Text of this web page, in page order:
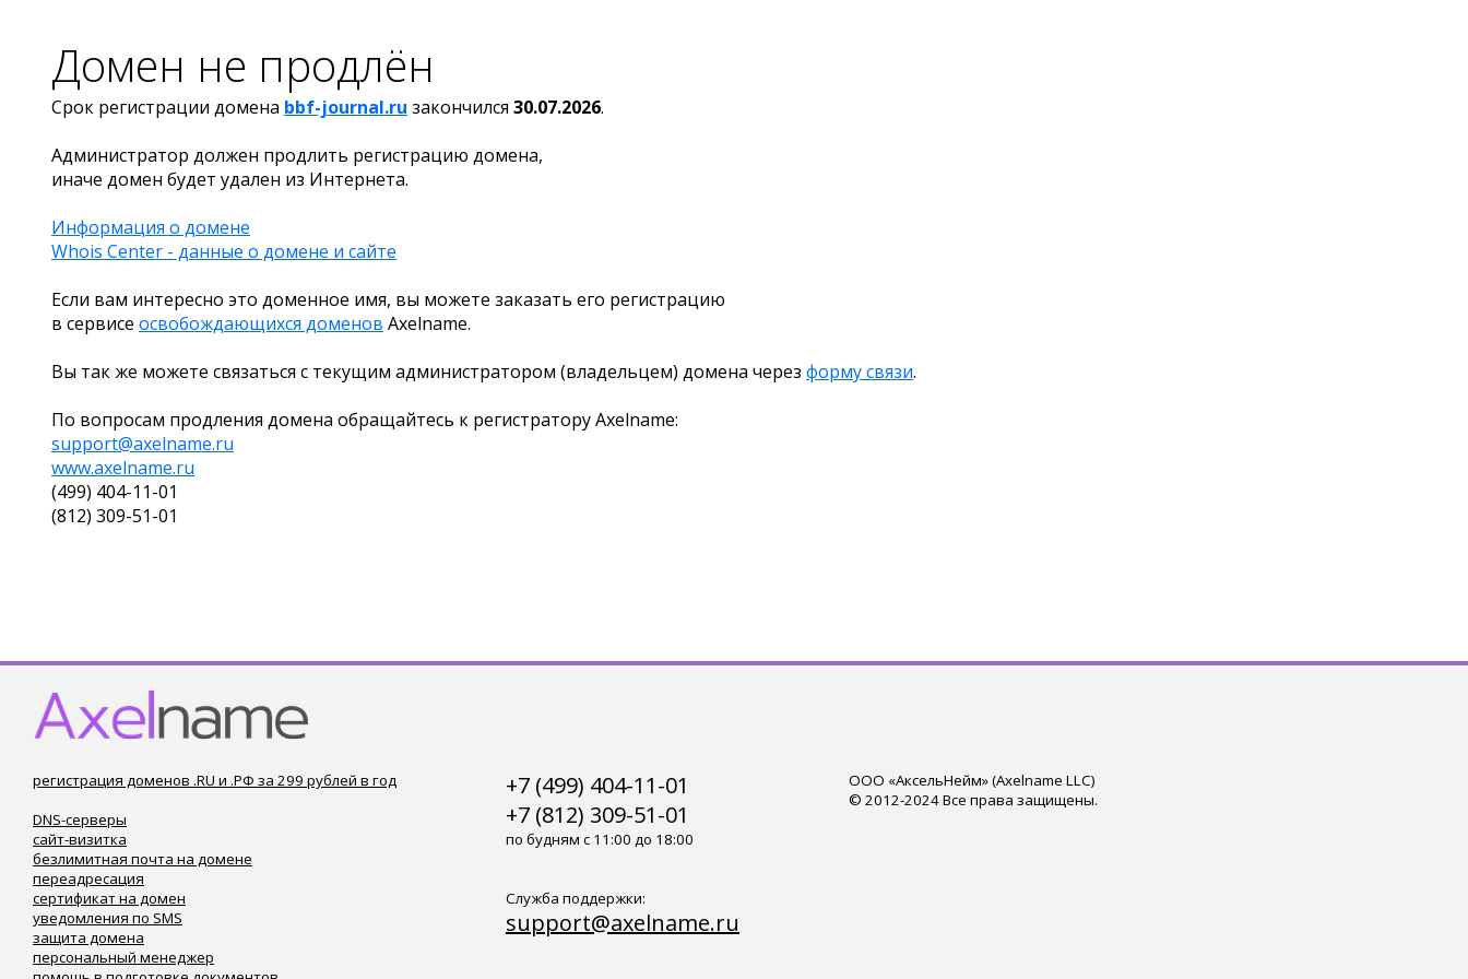
Домен не продлён
Срок регистрации домена bbf-journal.ru закончился 30.07.2026.
Администратор должен продлить регистрацию домена,
иначе домен будет удален из Интернета.
Информация о домене
Whois Center - данные о домене и сайте
Если вам интересно это доменное имя, вы можете заказать его регистрацию
в сервисе освобождающихся доменов Axelname.
Вы так же можете связаться с текущим администратором (владельцем) домена через форму связи.
По вопросам продления домена обращайтесь к регистратору Axelname:
support@axelname.ru
www.axelname.ru
(499) 404-11-01
(812) 309-51-01
регистрация доменов .RU и .РФ за 299 рублей в год
DNS-серверы
сайт-визитка
безлимитная почта на домене
переадресация
сертификат на домен
уведомления по SMS
защита домена
персональный менеджер
+7 (499) 404-11-01
+7 (812) 309-51-01
по будням с 11:00 до 18:00
Служба поддержки:
support@axelname.ru
ООО «АксельНейм» (Axelname LLC)
© 2012-2024 Все права защищены.